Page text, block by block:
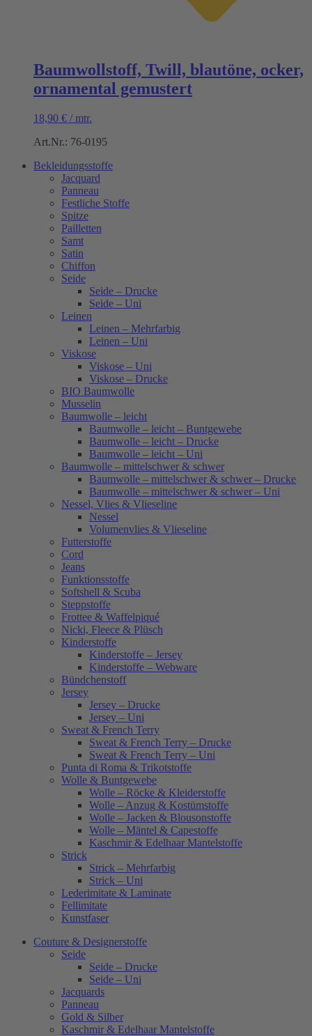
Baumwollstoff, Twill, blautöne, ocker,
ornamental gemustert
18,90 € / mtr.
Art.Nr.: 76-0195
Bekleidungsstoffe
Jacquard
Panneau
Festliche Stoffe
Spitze
Pailletten
Samt
Satin
Chiffon
Seide
Seide – Drucke
Seide – Uni
Leinen
Leinen – Mehrfarbig
Leinen – Uni
Viskose
Viskose – Uni
Viskose – Drucke
BIO Baumwolle
Musselin
Baumwolle – leicht
Baumwolle – leicht – Buntgewebe
Baumwolle – leicht – Drucke
Baumwolle – leicht – Uni
Baumwolle – mittelschwer & schwer
Baumwolle – mittelschwer & schwer – Drucke
Baumwolle – mittelschwer & schwer – Uni
Nessel, Vlies & Vlieseline
Nessel
Volumenvlies & Vlieseline
Futterstoffe
Cord
Jeans
Funktionsstoffe
Softshell & Scuba
Steppstoffe
Frottee & Waffelpiqué
Nicki, Fleece & Plüsch
Kinderstoffe
Kinderstoffe – Jersey
Kinderstoffe – Webware
Bündchenstoff
Jersey
Jersey – Drucke
Jersey – Uni
Sweat & French Terry
Sweat & French Terry – Drucke
Sweat & French Terry – Uni
Punta di Roma & Trikotstoffe
Wolle & Buntgewebe
Wolle – Röcke & Kleiderstoffe
Wolle – Anzug & Kostümstoffe
Wolle – Jacken & Blousonstoffe
Wolle – Mäntel & Capestoffe
Kaschmir & Edelhaar Mantelstoffe
Strick
Strick – Mehrfarbig
Strick – Uni
Lederimitate & Laminate
Fellimitate
Kunstfaser
Couture & Designerstoffe
Seide
Seide – Drucke
Seide – Uni
Jacquards
Panneau
Gold & Silber
Kaschmir & Edelhaar Mantelstoffe